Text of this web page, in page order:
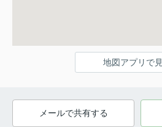
地図アプリで
メールで共有する